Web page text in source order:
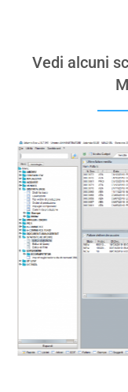
Vedi alcuni
Previous